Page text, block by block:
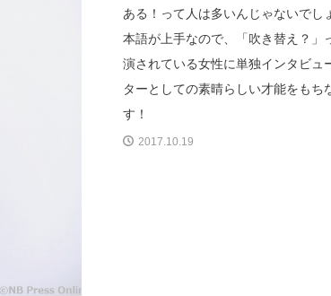
ある！って人は多いんじゃないでし
本語が上手なので、「吹き替え？」
演されている女性に単独インタビュ
ターとしての素晴らしい才能をもち
す！
2017.10.19